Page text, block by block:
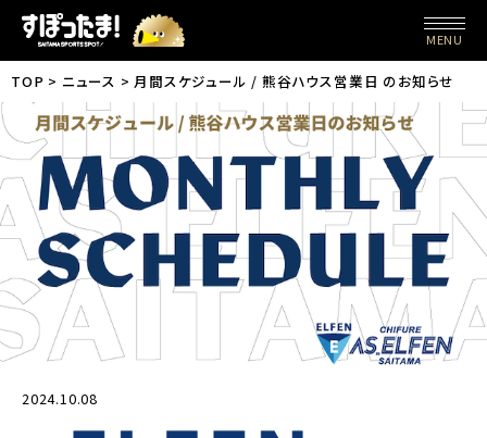
MENU
TOP ニュース 月間スケジュール / 熊谷ハウス営業日 のお知らせ
2024.10.08